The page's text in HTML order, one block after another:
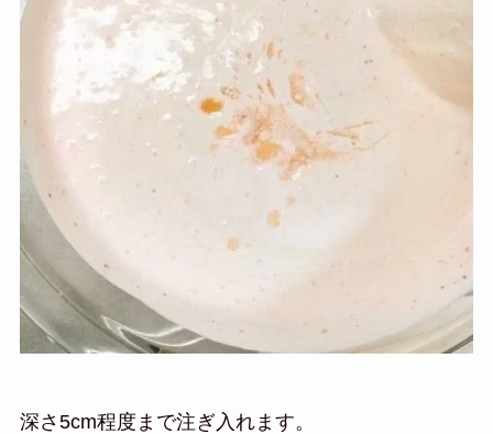
深さ5cm程度まで注ぎ入れます。